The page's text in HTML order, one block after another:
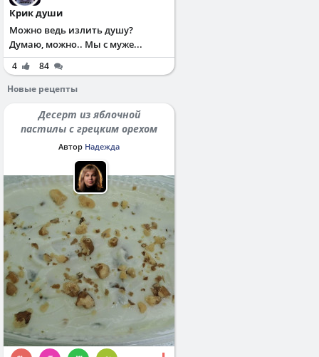
Крик души
Можно ведь излить душу?
Думаю, можно.. Мы с муже...
4
84
Новые рецепты
Десерт из яблочной
пастилы с грецким орехом
Автор Надежда